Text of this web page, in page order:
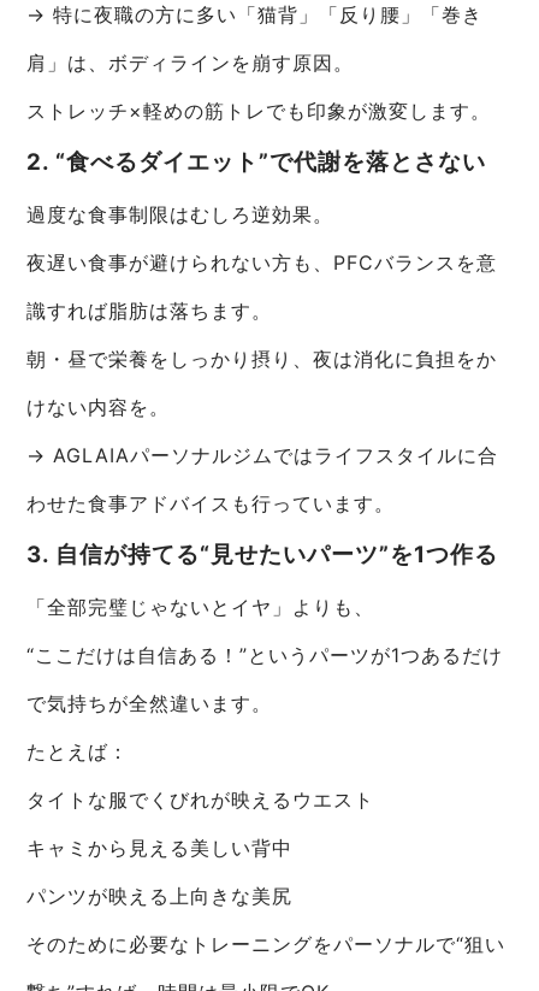
→ 特に夜職の方に多い「猫背」「反り腰」「巻き
肩」は、ボディラインを崩す原因。
ストレッチ×軽めの筋トレでも印象が激変します。
2. “食べるダイエット”で代謝を落とさない
過度な食事制限はむしろ逆効果。
夜遅い食事が避けられない方も、PFCバランスを意
識すれば脂肪は落ちます。
朝・昼で栄養をしっかり摂り、夜は消化に負担をか
けない内容を。
→ AGLAIAパーソナルジムではライフスタイルに合
わせた食事アドバイスも行っています。
3. 自信が持てる“見せたいパーツ”を1つ作る
「全部完璧じゃないとイヤ」よりも、
“ここだけは自信ある！”というパーツが1つあるだけ
で気持ちが全然違います。
たとえば：
タイトな服でくびれが映えるウエスト
キャミから見える美しい背中
パンツが映える上向きな美尻
そのために必要なトレーニングをパーソナルで“狙い